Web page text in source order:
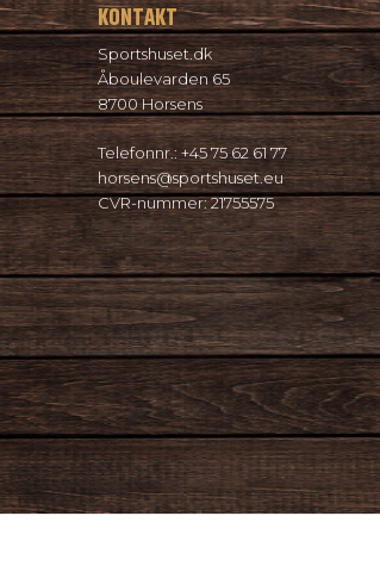
KONTAKT
Sportshuset.dk
Åboulevarden 65
8700 Horsens
Telefonnr.:+45 75 62 61 77
horsens@sportshuset.eu
CVR-nummer:21755575